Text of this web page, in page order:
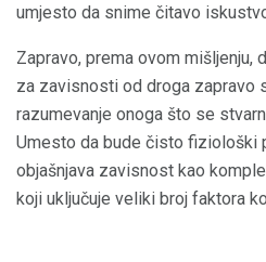
umjesto da snime čitavo
Zapravo, prema ovom mišljenju,
za zavisnosti od droga zapravo
razumevanje onoga što se
Umesto da bude čisto fiziološki
objašnjava zavisnost kao
koji uključuje veliki broj faktora